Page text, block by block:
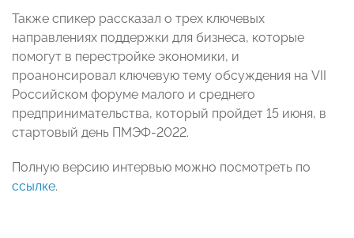
Также спикер рассказал о трех ключевых
направлениях поддержки для бизнеса, которые
помогут в перестройке экономики, и
проанонсировал ключевую тему обсуждения на VII
Российском форуме малого и среднего
предпринимательства, который пройдет 15 июня, в
стартовый день ПМЭФ-2022.
Полную версию интервью можно посмотреть по
ссылке.